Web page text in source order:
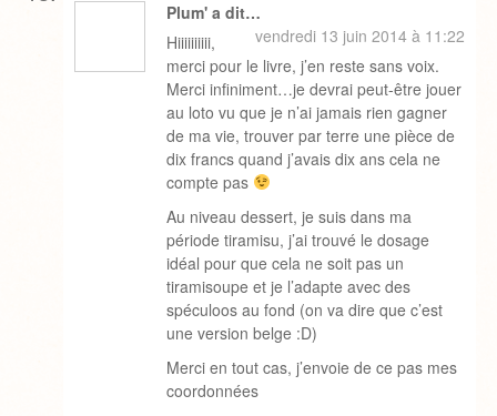
Plum' a dit…
vendredi 13 juin 2014 à 11:22
Hiiiiiiiiii,
merci pour le livre, j’en reste sans voix.
Merci infiniment…je devrai peut-être jouer
au loto vu que je n’ai jamais rien gagner
de ma vie, trouver par terre une pièce de
dix francs quand j’avais dix ans cela ne
compte pas
Au niveau dessert, je suis dans ma
période tiramisu, j’ai trouvé le dosage
idéal pour que cela ne soit pas un
tiramisoupe et je l’adapte avec des
spéculoos au fond (on va dire que c’est
une version belge :D)
Merci en tout cas, j’envoie de ce pas mes
coordonnées